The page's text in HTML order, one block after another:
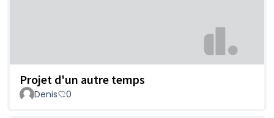
Projet d'un autre temps
Denis 0